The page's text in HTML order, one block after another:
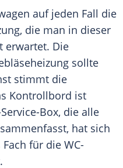
auf jeden Fall die
die man in dieser
erwartet. Die
sollte
stimmt die
Kontrollbord ist
Box, die alle
hat sich
für die WC-